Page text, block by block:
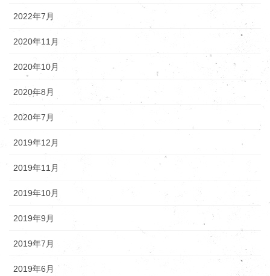
2022年7月
2020年11月
2020年10月
2020年8月
2020年7月
2019年12月
2019年11月
2019年10月
2019年9月
2019年7月
2019年6月